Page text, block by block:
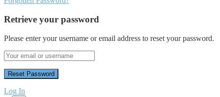
Retrieve your password
Please enter your username or email address to reset your password.
Log In